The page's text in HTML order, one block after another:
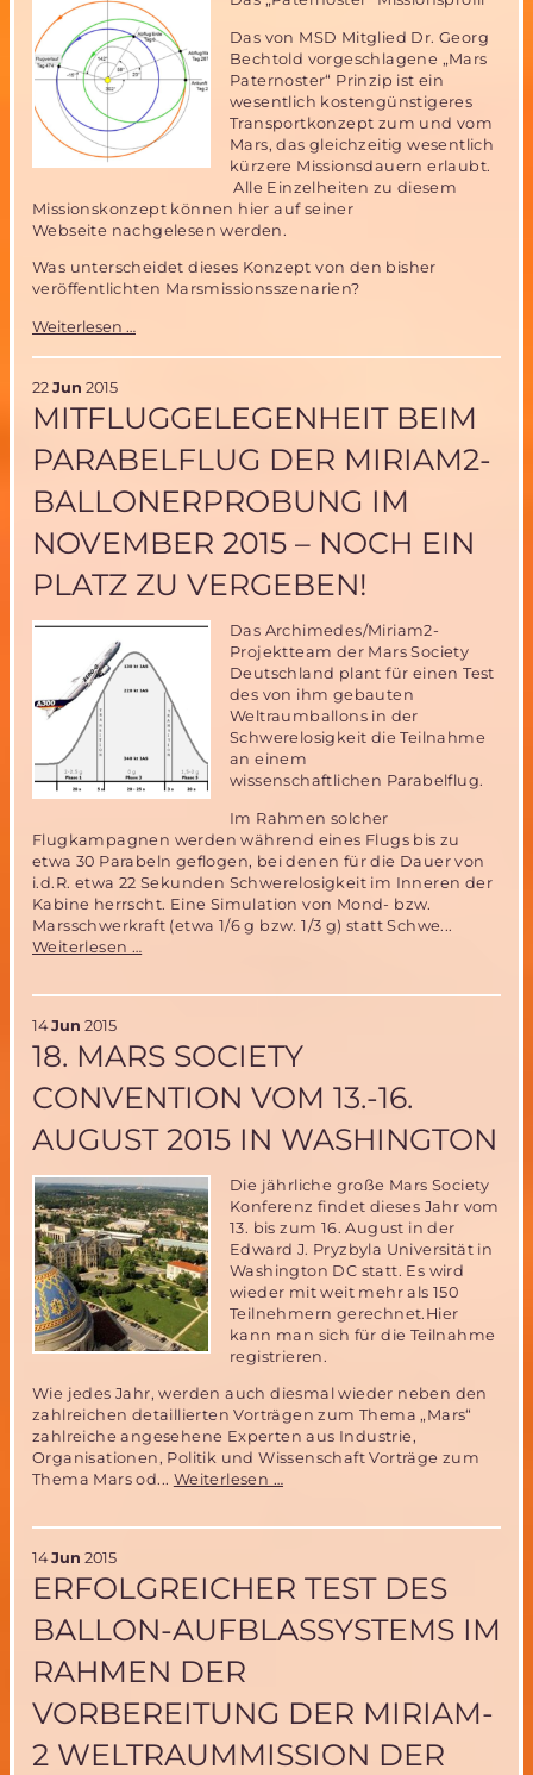
Das von MSD Mitglied Dr. Georg
Bechtold vorgeschlagene „Mars
Paternoster“ Prinzip ist ein
wesentlich kostengünstigeres
Transportkonzept zum und vom
Mars, das gleichzeitig wesentlich
kürzere Missionsdauern erlaubt.
Alle Einzelheiten zu diesem
Missionskonzept können hier auf seiner
Webseite nachgelesen werden.
Was unterscheidet dieses Konzept von den bisher
veröffentlichten Marsmissionsszenarien?
Weiterlesen …
statt
32
Monaten-
das
„Paternoster“
Missionsszenario
22 Jun 2015
MITFLUGGELEGENHEIT BEIM
PARABELFLUG DER MIRIAM2-
BALLONERPROBUNG IM
NOVEMBER 2015 – NOCH EIN
PLATZ ZU VERGEBEN!
Das Archimedes/Miriam2-
Projektteam der Mars Society
Deutschland plant für einen Test
des von ihm gebauten
Weltraumballons in der
Schwerelosigkeit die Teilnahme
an einem
wissenschaftlichen Parabelflug.
Im Rahmen solcher
Flugkampagnen werden während eines Flugs bis zu
etwa 30 Parabeln geflogen, bei denen für die Dauer von
i.d.R. etwa 22 Sekunden Schwerelosigkeit im Inneren der
Kabine herrscht. Eine Simulation von Mond- bzw.
Marsschwerkraft (etwa 1/6 g bzw. 1/3 g) statt Schwe...
Weiterlesen …
Ballonerprobung
November
ein
Platz
zu
vergeben!
14 Jun 2015
18. MARS SOCIETY
CONVENTION VOM 13.-16.
AUGUST 2015 IN WASHINGTON
Die jährliche große Mars Society
Konferenz findet dieses Jahr vom
13. bis zum 16. August in der
Edward J. Pryzbyla Universität in
Washington DC statt. Es wird
wieder mit weit mehr als 150
Teilnehmern gerechnet.Hier
kann man sich für die Teilnahme
registrieren.
Wie jedes Jahr, werden auch diesmal wieder neben den
zahlreichen detaillierten Vorträgen zum Thema „Mars“
zahlreiche angesehene Experten aus Industrie,
Organisationen, Politik und Wissenschaft Vorträge zum
Thema Mars od... Weiterlesen …
13.-16.
2015
14 Jun 2015
ERFOLGREICHER TEST DES
BALLON-AUFBLASSYSTEMS IM
RAHMEN DER
VORBEREITUNG DER MIRIAM-
2 WELTRAUMMISSION DER